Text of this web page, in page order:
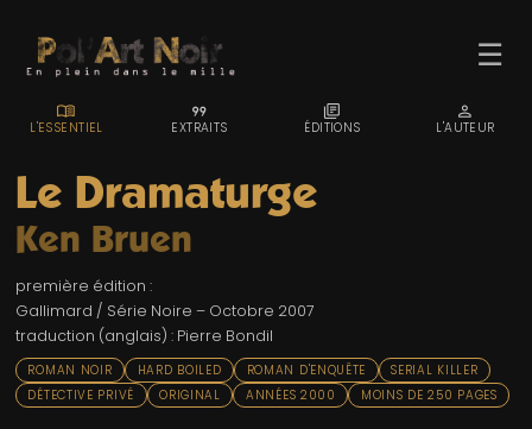
☰
ACCUEIL
TROMBINO
INDEX
RECHERCHE
Le Dramaturge
Ken Bruen
première édition :
Gallimard / Série Noire – Octobre 2007
traduction (anglais) : Pierre Bondil
ROMAN NOIR HARD BOILED ROMAN D'ENQUÊTE
SERIAL KILLER
DÉTECTIVE PRIVÉ
ORIGINAL ANNÉES 2000 MOINS DE 250 PAGES
MENU_BOOK
L'ESSENTIEL
FORMAT_QUOTE
EXTRAITS
LIBRARY_BOOKS
ÉDITIONS
PERSON
L'AUTEUR